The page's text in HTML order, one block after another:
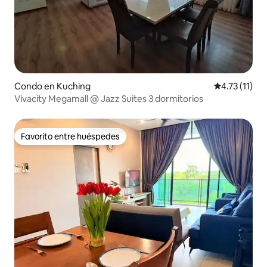
Condo en Kuching Calificación
4.73 (11)
Vivacity Megamall @ Jazz Suites 3 dormitorios
Favorito entre huéspedes
Favorito entre huéspedes